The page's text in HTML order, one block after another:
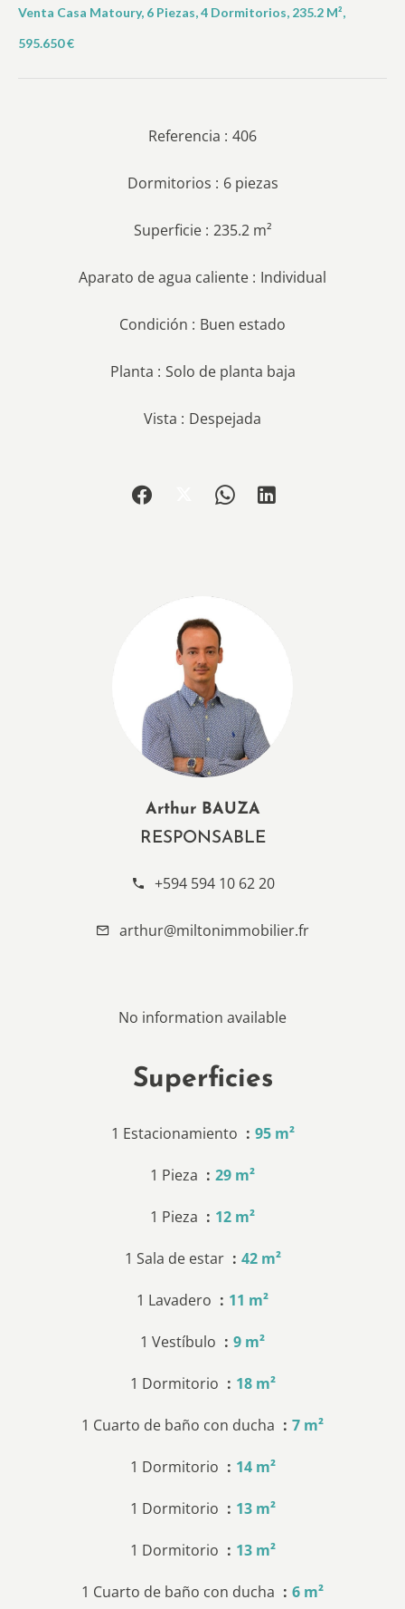
Venta Casa Matoury, 6 Piezas, 4 Dormitorios, 235.2 M²,
595.650 €
Referencia 406
Dormitorios 6 piezas
Superficie 235.2 m²
Aparato de agua caliente Individual
Condición Buen estado
Planta Solo de planta baja
Vista Despejada
Arthur BAUZA
RESPONSABLE
+594 594 10 62 20
arthur@miltonimmobilier.fr
No information available
Superficies
1 Estacionamiento 95 m²
1 Pieza 29 m²
1 Pieza 12 m²
1 Sala de estar 42 m²
1 Lavadero 11 m²
1 Vestíbulo 9 m²
1 Dormitorio 18 m²
1 Cuarto de baño con ducha 7 m²
1 Dormitorio 14 m²
1 Dormitorio 13 m²
1 Dormitorio 13 m²
1 Cuarto de baño con ducha 6 m²